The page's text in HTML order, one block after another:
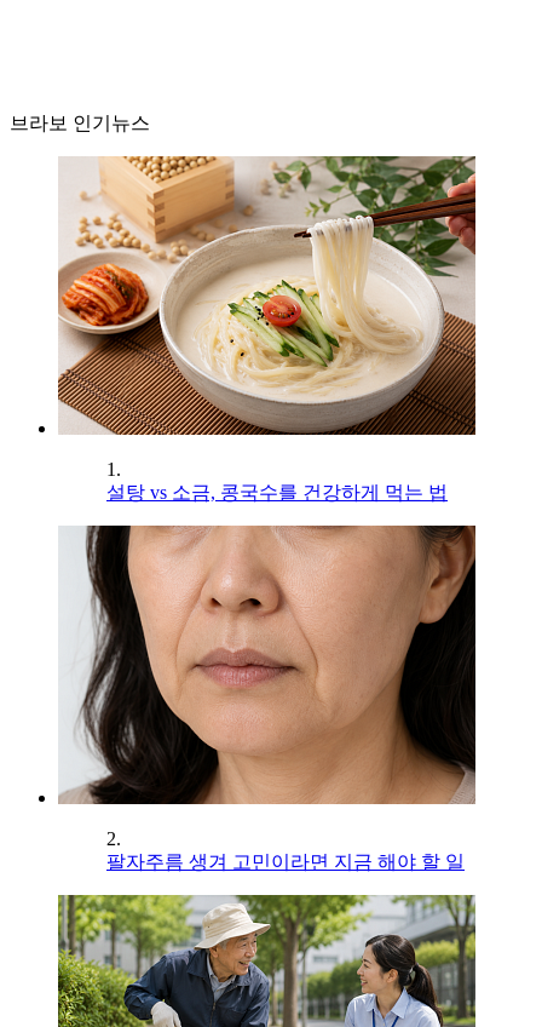
브라보 인기뉴스
1.
설탕 vs 소금, 콩국수를 건강하게 먹는 법
2.
팔자주름 생겨 고민이라면 지금 해야 할 일